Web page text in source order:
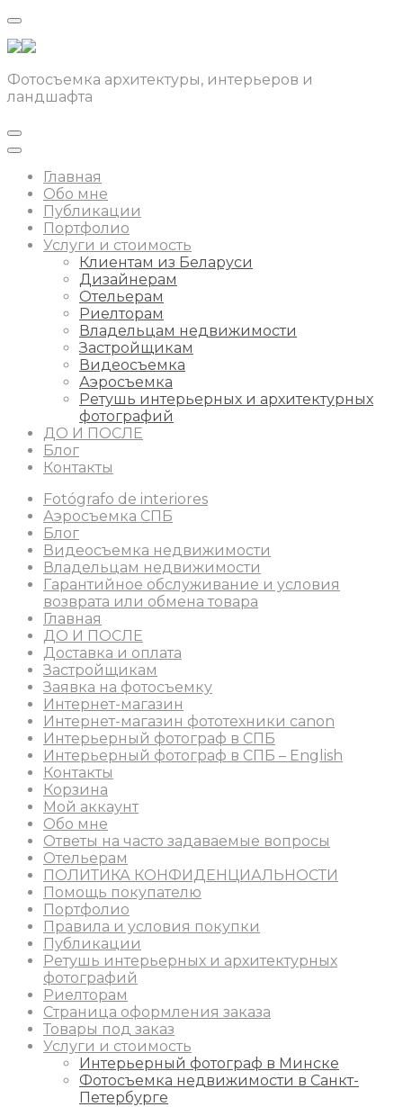
Фотосъемка архитектуры, интерьеров и
ландшафта
Главная
Обо мне
Публикации
Портфолио
Услуги и стоимость
Клиентам из Беларуси
Дизайнерам
Отельерам
Риелторам
Владельцам недвижимости
Застройщикам
Видеосъемка
Аэросъемка
Ретушь интерьерных и архитектурных
фотографий
ДО И ПОСЛЕ
Блог
Контакты
Fotógrafo de interiores
Аэросъемка СПБ
Блог
Видеосъемка недвижимости
Владельцам недвижимости
Гарантийное обслуживание и условия
возврата или обмена товара
Главная
ДО И ПОСЛЕ
Доставка и оплата
Застройщикам
Заявка на фотосъемку
Интернет-магазин
Интернет-магазин фототехники canon
Интерьерный фотограф в СПБ
Интерьерный фотограф в СПБ – English
Контакты
Корзина
Мой аккаунт
Обо мне
Ответы на часто задаваемые вопросы
Отельерам
ПОЛИТИКА КОНФИДЕНЦИАЛЬНОСТИ
Помощь покупателю
Портфолио
Правила и условия покупки
Публикации
Ретушь интерьерных и архитектурных
фотографий
Риелторам
Страница оформления заказа
Товары под заказ
Услуги и стоимость
Интерьерный фотограф в Минске
Фотосъемка недвижимости в Санкт-
Петербурге